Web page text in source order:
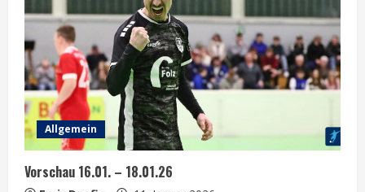
Allgemein
Vorschau 16.01. – 18.01.26